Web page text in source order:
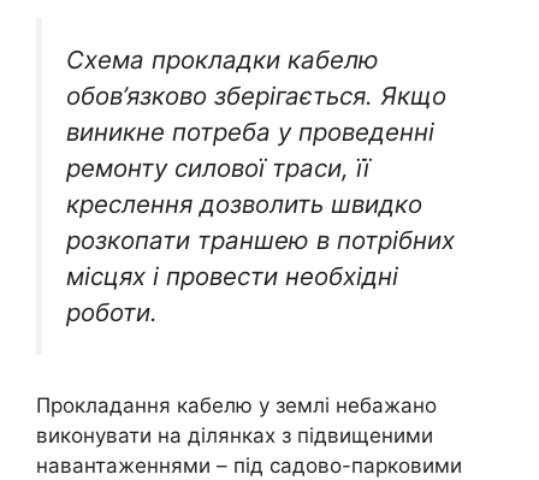
Схема прокладки кабелю
обов’язково зберігається. Якщо
виникне потреба у проведенні
ремонту силової траси, її
креслення дозволить швидко
розкопати траншею в потрібних
місцях і провести необхідні
роботи.
Прокладання кабелю у землі небажано
виконувати на ділянках з підвищеними
навантаженнями – під садово-парковими